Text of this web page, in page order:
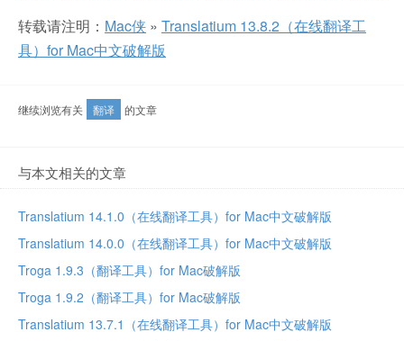
转载请注明： Mac侠 » Translatium 13.8.2（在线翻译工
具）for Mac中文破解版
继续浏览有关 翻译 的文章
与本文相关的文章
Translatium 14.1.0（在线翻译工具）for Mac中文破解版
Translatium 14.0.0（在线翻译工具）for Mac中文破解版
Troga 1.9.3（翻译工具）for Mac破解版
Troga 1.9.2（翻译工具）for Mac破解版
Translatium 13.7.1（在线翻译工具）for Mac中文破解版